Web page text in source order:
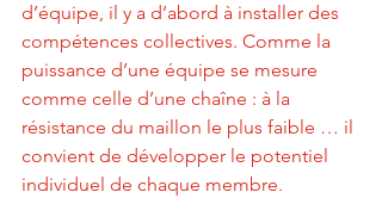
d’équipe, il y a d’abord à installer des
compétences collectives. Comme la
puissance d’une équipe se mesure
comme celle d’une chaîne : à la
résistance du maillon le plus faible … il
convient de développer le potentiel
individuel de chaque membre.